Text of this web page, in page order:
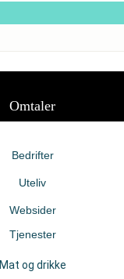
Omtaler
Bedrifter
Uteliv
Websider
Tjenester
Mat og drikke